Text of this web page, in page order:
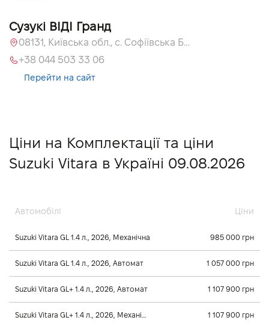
Сузукі ВІДІ Гранд
08131, Київська обл., с. Софіївська Борщагівка, вул. Велика Кільцева, 60
+38 044 503 33 06
Перейти на сайт
Ціни на Комплектації та ціни
Suzuki Vitara в Україні 09.08.2026
Автомобілі Ціни
Suzuki Vitara GL 1.4 л., 2026, Механічна 985 000 грн
Suzuki Vitara GL 1.4 л., 2026, Автомат 1 057 000 грн
Suzuki Vitara GL+ 1.4 л., 2026, Автомат 1 107 900 грн
1 107 900 грн